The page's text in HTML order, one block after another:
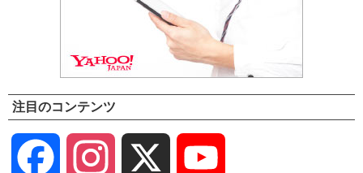
注目のコンテンツ
Facebook Instagram